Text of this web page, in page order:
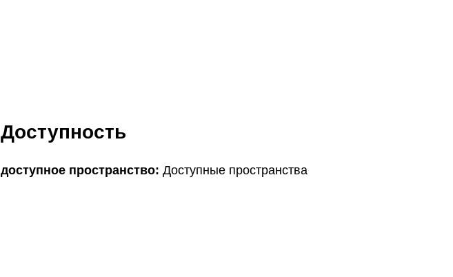
Доступность
доступное пространство: Доступные пространства